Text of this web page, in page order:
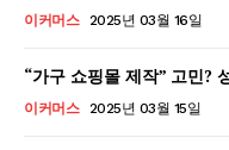
이커머스 2025년 03월 16일
“가구 쇼핑몰 제작” 고민?
이커머스 2025년 03월 15일